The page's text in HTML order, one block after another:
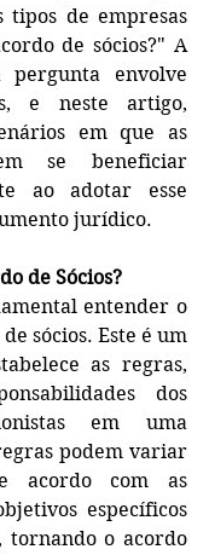
tipos de empresas
de sócios?" A
pergunta envolve
e neste artigo,
em que as
se beneficiar
ao adotar esse
jurídico.
de Sócios?
entender o
sócios. Este é um
as regras,
dos
em uma
podem variar
acordo com as
específicos
tornando o acordo